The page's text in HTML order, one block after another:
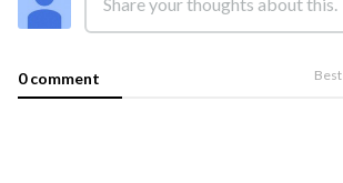
0 comment Best